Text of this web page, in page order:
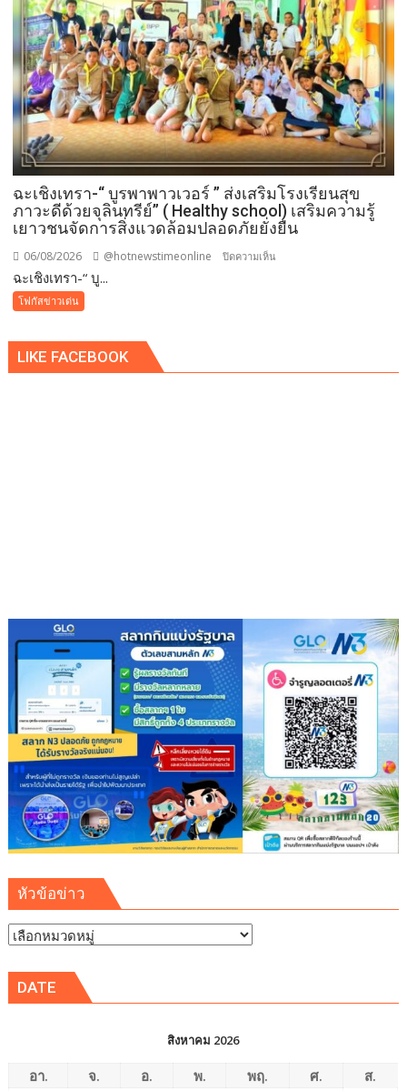
ใต้
วิกฤติ
ศรัทธา
ฉะเชิงเทรา-​“ บูรพาพาวเวอร์ ” ส่งเสริมโรงเรียนสุข
ภาวะดีด้วยจุลินทรีย์” ( Healthy school) เสริมความรู้
เยาวชนจัดการสิ่งแวดล้อมปลอดภัยยั่งยืน
06/08/2026 @hotnewstimeonline ปิดความเห็น
ว
Healthy
school)
เสริม
ความ
เยาวชน
จัดการ
สิ่ง
แวดล้อม
ปลอดภัย
ยั่งยืน
ฉะเชิงเทรา-​“ บู...
โฟกัสข่าวเด่น
LIKE FACEBOOK
หัวข้อข่าว
หัวข้อ
DATE
สิงหาคม 2026
อา. จ. อ. พ. พฤ. ศ.
ส.